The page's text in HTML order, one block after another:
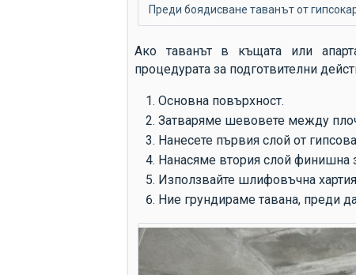
Преди боядисване таванът от
Ако таванът в къщата или
процедурата за подготвителни
Основна повърхност.
Затваряме шевовете между
Нанесете първия слой от
Нанасяме втория слой финишна
Използвайте шлифовъчна
Ние грундираме тавана, преди